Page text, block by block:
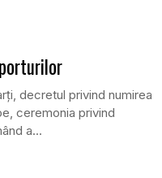
decretul privind numirea
ceremonia privind
a...